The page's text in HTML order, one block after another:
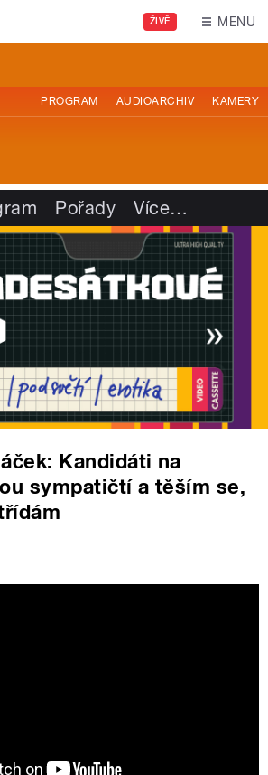
ŽIVĚ MENU
PROGRAM AUDIOARCHIV KAMERY
Pořady Více…
Kandidáti na
sympatičtí a těším se,